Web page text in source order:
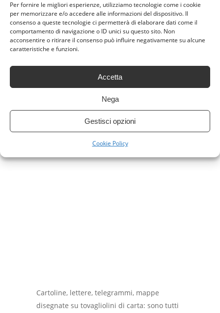
Per fornire le migliori esperienze, utilizziamo tecnologie come i cookie
per memorizzare e/o accedere alle informazioni del dispositivo. Il
consenso a queste tecnologie ci permetterà di elaborare dati come il
comportamento di navigazione o ID unici su questo sito. Non
acconsentire o ritirare il consenso può influire negativamente su alcune
caratteristiche e funzioni.
Accetta
Nega
Gestisci opzioni
Cookie Policy
Jen, alle quali Eric risponde con inchiostro
nero. Poi useranno penne di color giallo e
verde, viola e rosso e nero (per l’ultima
parte).
Cartoline, lettere, telegrammi, mappe
disegnate su tovagliolini di carta: sono tutti